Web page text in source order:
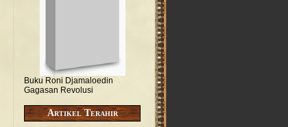
Buku Roni Djamaloedin
Gagasan Revolusi
Artikel Terahir